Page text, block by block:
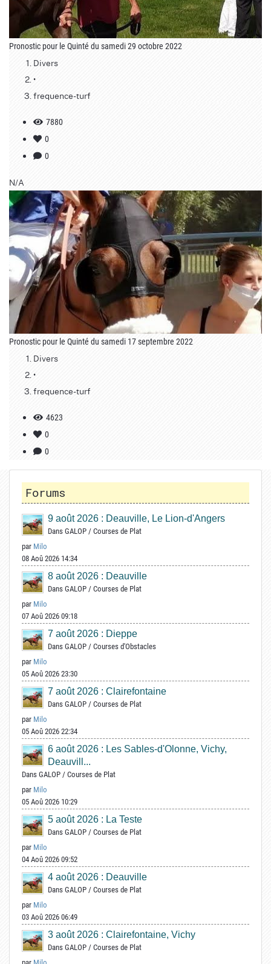
Pronostic pour le Quinté du samedi 29 octobre 2022
Divers
•
frequence-turf
7880
0
0
N/A
Pronostic pour le Quinté du samedi 17 septembre 2022
Divers
•
frequence-turf
4623
0
0
Forums
9 août 2026 : Deauville, Le Lion-d'Angers
Dans GALOP / Courses de Plat
par Milo
08 Aoû 2026 14:34
8 août 2026 : Deauville
Dans GALOP / Courses de Plat
par Milo
07 Aoû 2026 09:18
7 août 2026 : Dieppe
Dans GALOP / Courses d'Obstacles
par Milo
05 Aoû 2026 23:30
7 août 2026 : Clairefontaine
Dans GALOP / Courses de Plat
par Milo
05 Aoû 2026 22:34
6 août 2026 : Les Sables-d'Olonne, Vichy,
Deauvill...
Dans GALOP / Courses de Plat
par Milo
05 Aoû 2026 10:29
5 août 2026 : La Teste
Dans GALOP / Courses de Plat
par Milo
04 Aoû 2026 09:52
4 août 2026 : Deauville
Dans GALOP / Courses de Plat
par Milo
03 Aoû 2026 06:49
3 août 2026 : Clairefontaine, Vichy
Dans GALOP / Courses de Plat